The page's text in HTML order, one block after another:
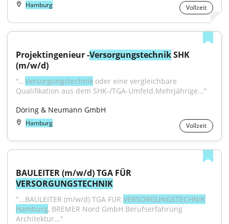
Hamburg Vollzeit
Projektingenieur -Versorgungstechnik SHK
(m/w/d)
"...Versorgungstechnik oder eine vergleichbare
Qualifikation aus dem SHK-/TGA-Umfeld.Mehrjährige..."
Döring & Neumann GmbH
Hamburg Vollzeit
VERSORGUNGSTECHNIK
"...BAULEITER (m/w/d) TGA FÜR VERSORGUNGSTECHNIK
Hamburg, BREMER Nord GmbH Berufserfahrung
Architektur..."